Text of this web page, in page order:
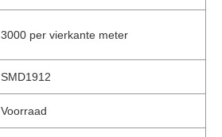
3000 per vierkante meter
SMD1912
Voorraad